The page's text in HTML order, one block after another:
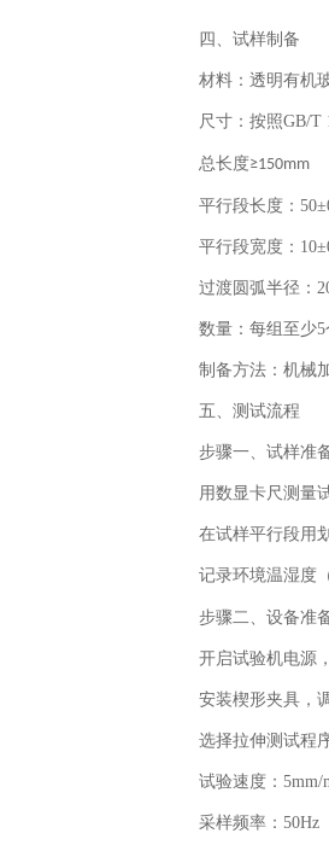
四、试样制备
材料：透明有机
尺寸：按照GB/T
总长度≥150mm
平行段长度：
平行段宽度：
过渡圆弧半径：
数量：每组至少5
制备方法：机械
五、测试流程
步骤一、 试样准
用数显卡尺测量
在试样平行段用
记录环境温湿度
步骤二、 设备准
开启试验机电源
安装楔形夹具，
选择拉伸测试程
试验速度： 5mm/
采样频率： 50Hz